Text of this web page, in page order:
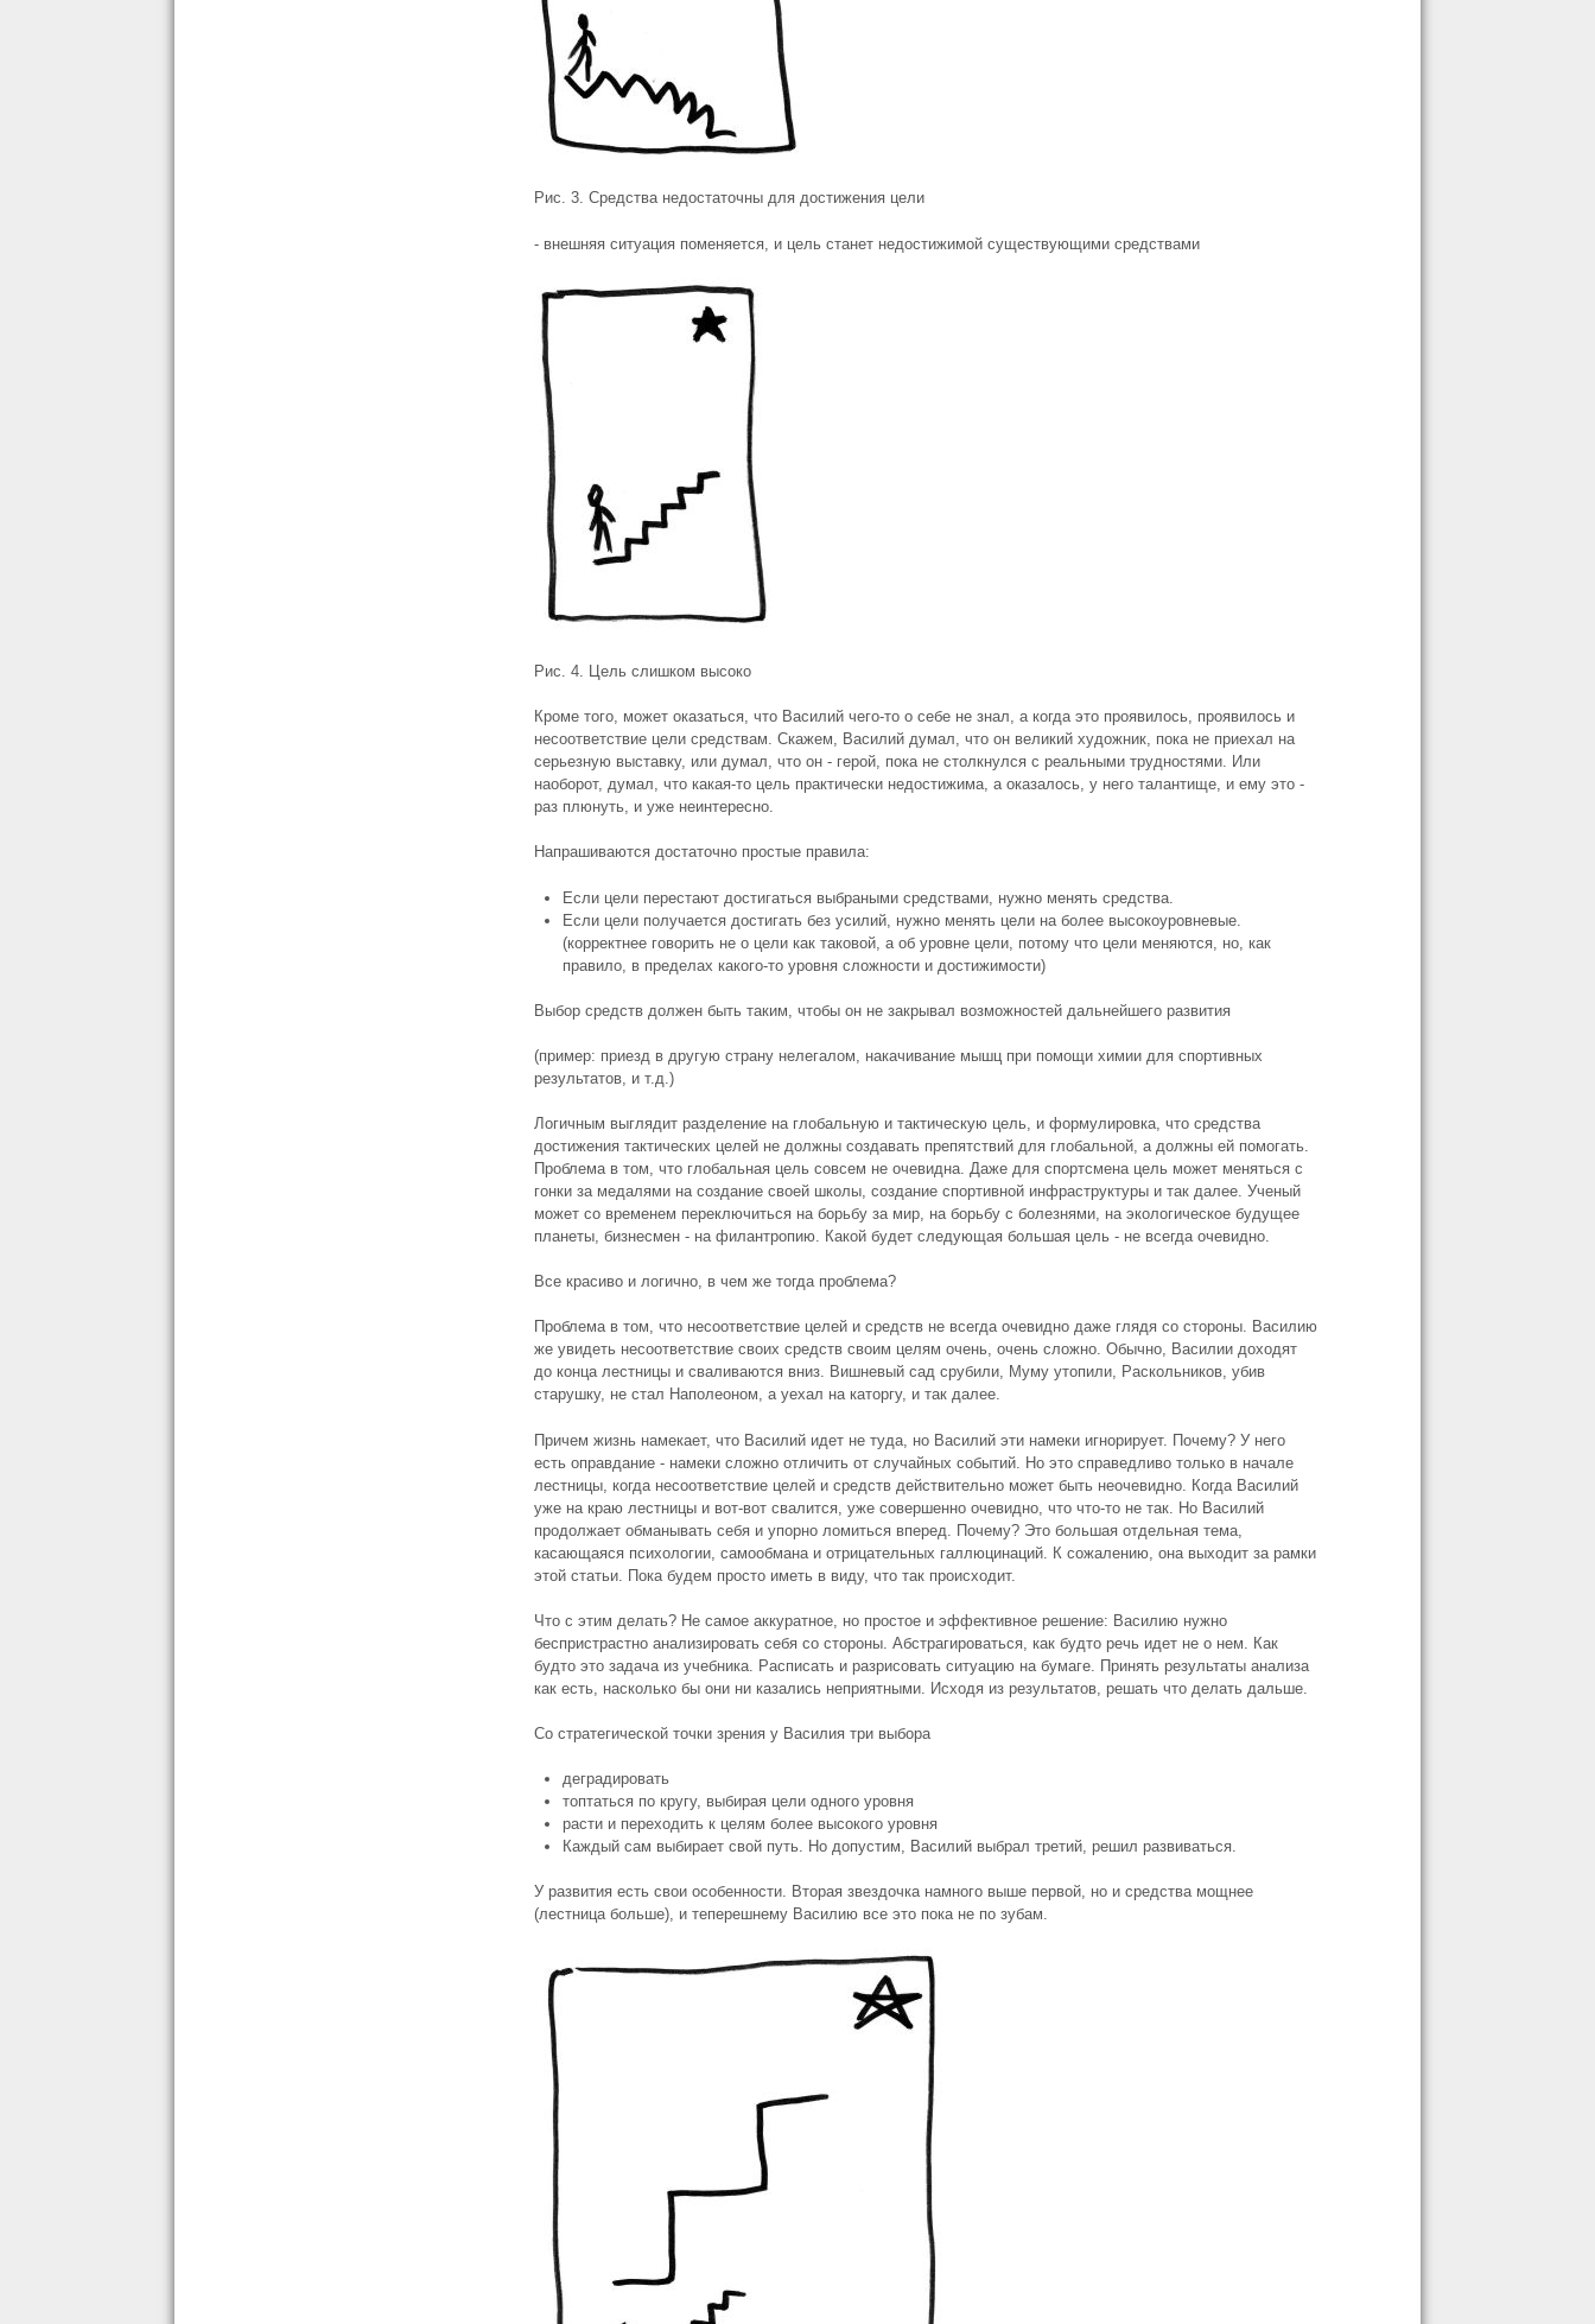
Рис. 3. Средства недостаточны для достижения цели
- внешняя ситуация поменяется, и цель станет недостижимой существующими средствами
Рис. 4. Цель слишком высоко
Кроме того, может оказаться, что Василий чего-то о себе не знал, а когда это проявилось, проявилось и
несоответствие цели средствам. Скажем, Василий думал, что он великий художник, пока не приехал на
серьезную выставку, или думал, что он - герой, пока не столкнулся с реальными трудностями. Или
наоборот, думал, что какая-то цель практически недостижима, а оказалось, у него талантище, и ему это -
раз плюнуть, и уже неинтересно.
Напрашиваются достаточно простые правила:
Если цели перестают достигаться выбраными средствами, нужно менять средства.
Если цели получается достигать без усилий, нужно менять цели на более высокоуровневые.
(корректнее говорить не о цели как таковой, а об уровне цели, потому что цели меняются, но, как
правило, в пределах какого-то уровня сложности и достижимости)
Выбор средств должен быть таким, чтобы он не закрывал возможностей дальнейшего развития
(пример: приезд в другую страну нелегалом, накачивание мышц при помощи химии для спортивных
результатов, и т.д.)
Логичным выглядит разделение на глобальную и тактическую цель, и формулировка, что средства
достижения тактических целей не должны создавать препятствий для глобальной, а должны ей помогать.
Проблема в том, что глобальная цель совсем не очевидна. Даже для спортсмена цель может меняться с
гонки за медалями на создание своей школы, создание спортивной инфраструктуры и так далее. Ученый
может со временем переключиться на борьбу за мир, на борьбу с болезнями, на экологическое будущее
планеты, бизнесмен - на филантропию. Какой будет следующая большая цель - не всегда очевидно.
Все красиво и логично, в чем же тогда проблема?
Проблема в том, что несоответствие целей и средств не всегда очевидно даже глядя со стороны. Василию
же увидеть несоответствие своих средств своим целям очень, очень сложно. Обычно, Василии доходят
до конца лестницы и сваливаются вниз. Вишневый сад срубили, Муму утопили, Раскольников, убив
старушку, не стал Наполеоном, а уехал на каторгу, и так далее.
Причем жизнь намекает, что Василий идет не туда, но Василий эти намеки игнорирует. Почему? У него
есть оправдание - намеки сложно отличить от случайных событий. Но это справедливо только в начале
лестницы, когда несоответствие целей и средств действительно может быть неочевидно. Когда Василий
уже на краю лестницы и вот-вот свалится, уже совершенно очевидно, что что-то не так. Но Василий
продолжает обманывать себя и упорно ломиться вперед. Почему? Это большая отдельная тема,
касающаяся психологии, самообмана и отрицательных галлюцинаций. К сожалению, она выходит за рамки
этой статьи. Пока будем просто иметь в виду, что так происходит.
Что с этим делать? Не самое аккуратное, но простое и эффективное решение: Василию нужно
беспристрастно анализировать себя со стороны. Абстрагироваться, как будто речь идет не о нем. Как
будто это задача из учебника. Расписать и разрисовать ситуацию на бумаге. Принять результаты анализа
как есть, насколько бы они ни казались неприятными. Исходя из результатов, решать что делать дальше.
Со стратегической точки зрения у Василия три выбора
деградировать
топтаться по кругу, выбирая цели одного уровня
расти и переходить к целям более высокого уровня
Каждый сам выбирает свой путь. Но допустим, Василий выбрал третий, решил развиваться.
У развития есть свои особенности. Вторая звездочка намного выше первой, но и средства мощнее
(лестница больше), и теперешнему Василию все это пока не по зубам.